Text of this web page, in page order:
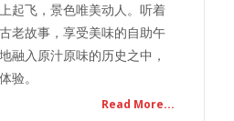
起飞，景色唯美动人。听着
老故事，享受美味的自助午
融入原汁原味的历史之中，
验。
Read More...